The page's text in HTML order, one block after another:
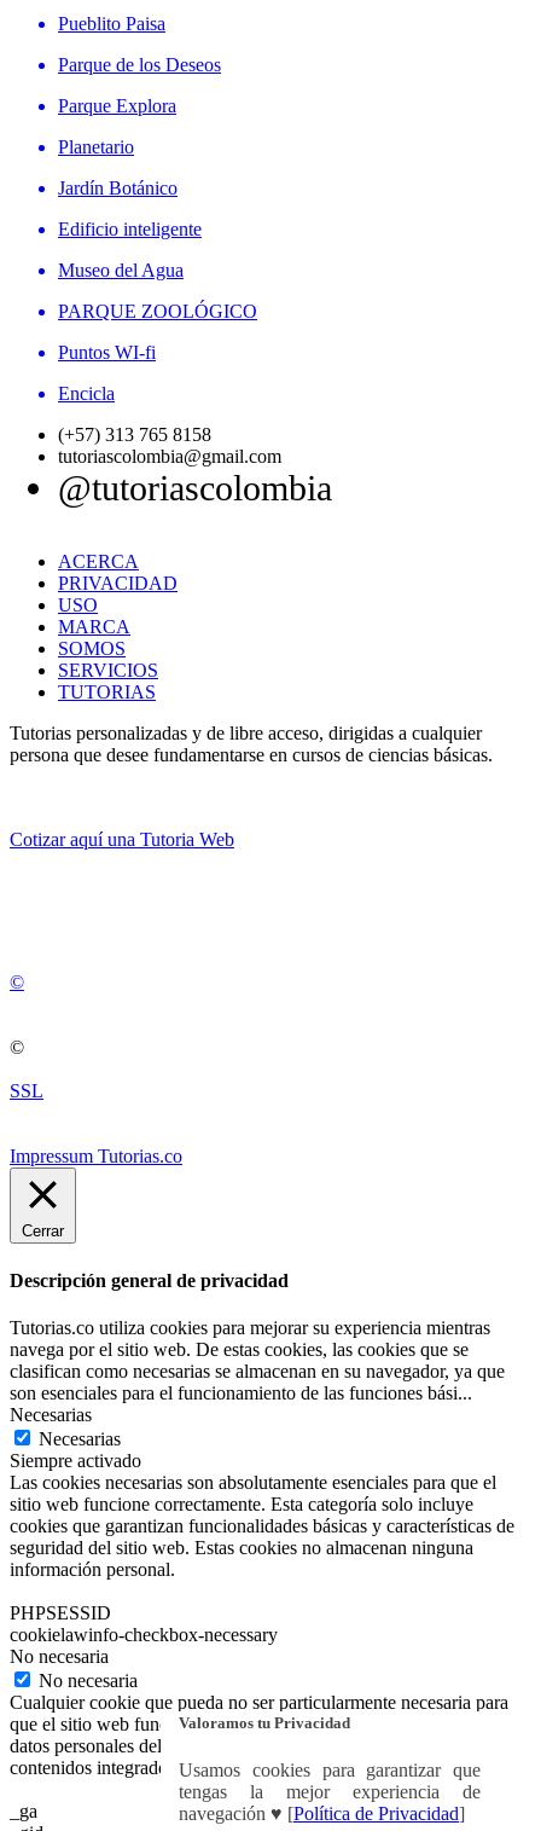
Pueblito Paisa
Parque de los Deseos
Parque Explora
Planetario
Jardín Botánico
Edificio inteligente
Museo del Agua
PARQUE ZOOLÓGICO
Puntos WI-fi
Encicla
(+57) 313 765 8158
tutoriascolombia@gmail.com
@tutoriascolombia
ACERCA
PRIVACIDAD
USO
MARCA
SOMOS
SERVICIOS
TUTORIAS
Tutorias personalizadas y de libre acceso, dirigidas a cualquier
persona que desee fundamentarse en cursos de ciencias básicas.
Cotizar aquí una Tutoria Web
©
©
SSL
Impressum Tutorias.co
Valoramos tu Privacidad
Usamos cookies para garantizar que
tengas la mejor experiencia de
navegación ♥ [Política de Privacidad]
Cerrar
Descripción general de privacidad
Tutorias.co utiliza cookies para mejorar su experiencia mientras
navega por el sitio web. De estas cookies, las cookies que se
clasifican como necesarias se almacenan en su navegador, ya que
son esenciales para el funcionamiento de las funciones bási...
Necesarias
Necesarias
Siempre activado
Las cookies necesarias son absolutamente esenciales para que el
sitio web funcione correctamente. Esta categoría solo incluye
cookies que garantizan funcionalidades básicas y características de
seguridad del sitio web. Estas cookies no almacenan ninguna
información personal.
PHPSESSID
cookielawinfo-checkbox-necessary
No necesaria
No necesaria
Cualquier cookie que pueda no ser particularmente necesaria para
que el sitio web funcione y se utilice específicamente para recopilar
datos personales del usuario a través de análisis, anuncios y otros
contenidos integrados se denomina cookie no necesaria.
_ga